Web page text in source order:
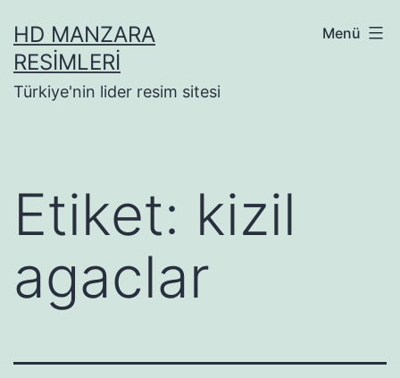
geçHD MANZARA
RESIMLERI
Türkiye'nin lider resim sitesi
Menü
Etiket: kizil
agaclar